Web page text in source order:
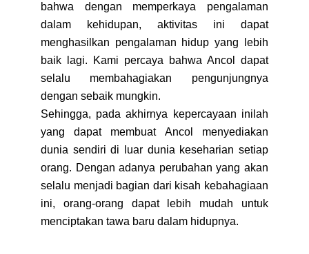
bahwa dengan memperkaya pengalaman
dalam kehidupan, aktivitas ini dapat
menghasilkan pengalaman hidup yang lebih
baik lagi. Kami percaya bahwa Ancol dapat
selalu membahagiakan pengunjungnya
dengan sebaik mungkin.
Sehingga, pada akhirnya kepercayaan inilah
yang dapat membuat Ancol menyediakan
dunia sendiri di luar dunia keseharian setiap
orang. Dengan adanya perubahan yang akan
selalu menjadi bagian dari kisah kebahagiaan
ini, orang-orang dapat lebih mudah untuk
menciptakan tawa baru dalam hidupnya.